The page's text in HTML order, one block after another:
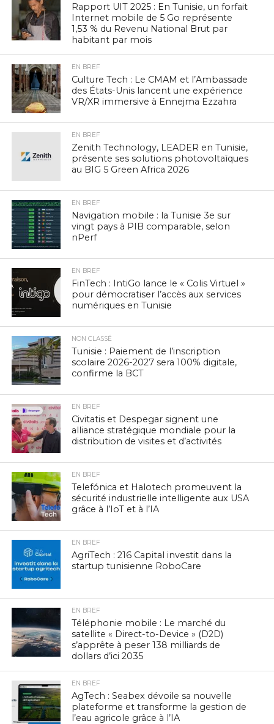
Rapport UIT 2025 : En Tunisie, un forfait
Internet mobile de 5 Go représente
1,53 % du Revenu National Brut par
habitant par mois
EN BREF
Culture Tech : Le CMAM et l’Ambassade
des États-Unis lancent une expérience
VR/XR immersive à Ennejma Ezzahra
EN BREF
Zenith Technology, LEADER en Tunisie,
présente ses solutions photovoltaïques
au BIG 5 Green Africa 2026
EN BREF
Navigation mobile : la Tunisie 3e sur
vingt pays à PIB comparable, selon
nPerf
EN BREF
FinTech : IntiGo lance le « Colis Virtuel »
pour démocratiser l’accès aux services
numériques en Tunisie
NON CLASSÉ
Tunisie : Paiement de l’inscription
scolaire 2026-2027 sera 100% digitale,
confirme la BCT
EN BREF
Civitatis et Despegar signent une
alliance stratégique mondiale pour la
distribution de visites et d’activités
EN BREF
Telefónica et Halotech promeuvent la
sécurité industrielle intelligente aux USA
grâce à l’IoT et à l’IA
EN BREF
AgriTech : 216 Capital investit dans la
startup tunisienne RoboCare
EN BREF
Téléphonie mobile : Le marché du
satellite « Direct-to-Device » (D2D)
s’apprête à peser 138 milliards de
dollars d’ici 2035
EN BREF
AgTech : Seabex dévoile sa nouvelle
plateforme et transforme la gestion de
l’eau agricole grâce à l’IA